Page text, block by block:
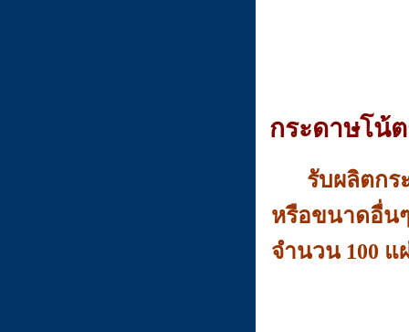
กระดาษโน้
รับผลิตกระ
หรือขนาดอื่น
จำนวน 100